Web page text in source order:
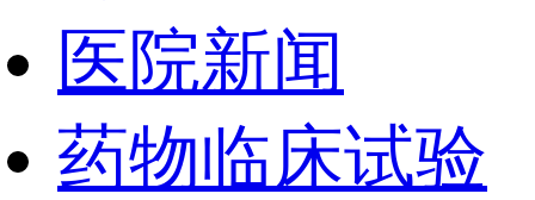
医院新闻
药物临床试验